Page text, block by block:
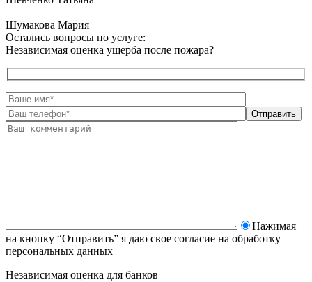
Шумакова Мария
Остались вопросы по услуге:
Независимая оценка ущерба после пожара?
Нажимая
на кнопку “Отправить” я даю свое согласие на обработку
персональных данных
Независимая оценка для банков